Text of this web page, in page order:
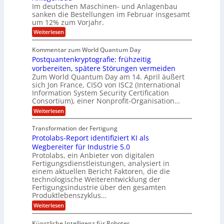
M
i
l
l
o
n
e
n
U
S
-
D
o
l
l
a
r
e
r
i
n
g
f
ü
r
E
M
E
A
u
n
d
L
a
t
e
i
n
a
m
e
e
r
s
i
o
3
.
2
r
n
i
m
m
t
A
p
s
o
l
u
t
n
g
e
r
ö
f
n
e
t
K
o
m
p
e
t
e
n
z
n
t
r
u
m
f
ü
r
3
D
-
Im deutschen Maschinen- und Anlagenbau
sanken die Bestellungen im Februar insgesamt
um 12% zum Vorjahr.
Weiterlesen:
A
f
t
r
a
g
s
d
ä
m
p
e
f
ü
r
d
e
n
M
a
s
c
h
Kommentar zum World Quantum Day
Postquantenkryptografie: frühzeitig
vorbereiten, spätere Störungen vermeiden
Zum World Quantum Day am 14. April äußert
sich Jon France, CISO von ISC2 (International
Information System Security Certification
Consortium), einer Nonprofit-Organisation…
Weiterlesen:
P
s
t
q
u
a
n
t
e
n
k
r
y
p
t
Transformation der Fertigung
Protolabs-Report identifiziert KI als
Wegbereiter für Industrie 5.0
Protolabs, ein Anbieter von digitalen
Fertigungsdienstleistungen, analysiert in
einem aktuellen Bericht Faktoren, die die
technologische Weiterentwicklung der
Fertigungsindustrie über den gesamten
Produktlebenszyklus…
Weiterlesen:
P